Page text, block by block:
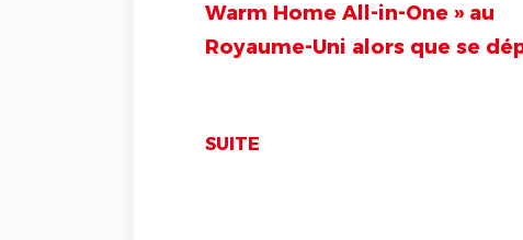
Warm Home All-in-One » au
Royaume-Uni alors que se
résidentielle de l’histoire
SUITE